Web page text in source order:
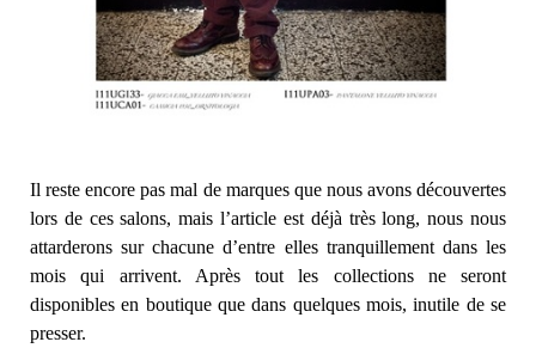
Il reste encore pas mal de marques que nous avons découvertes
lors de ces salons, mais l’article est déjà très long, nous nous
attarderons sur chacune d’entre elles tranquillement dans les
mois qui arrivent. Après tout les collections ne seront
disponibles en boutique que dans quelques mois, inutile de se
presser.